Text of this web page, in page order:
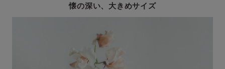
懐の深い、大きめサイズ